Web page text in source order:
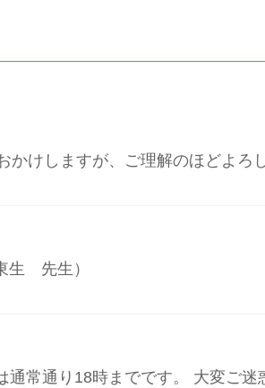
けしますが、ご理解のほどよろ
生 先生）
常通り18時までです。 大変ご迷